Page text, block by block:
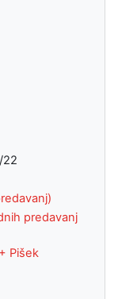
22
predavanj
Pišek